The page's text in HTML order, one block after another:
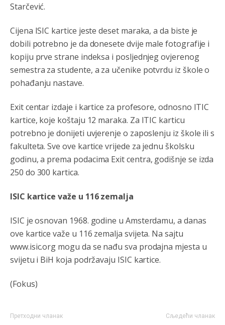
Starčević.
Cijena ISIC kartice jeste deset maraka, a da biste je
dobili potrebno je da donesete dvije male fotografije i
kopiju prve strane indeksa i posljednjeg ovjerenog
semestra za studente, a za učenike potvrdu iz škole o
pohađanju nastave.
Exit centar izdaje i kartice za profesore, odnosno ITIC
kartice, koje koštaju 12 maraka. Za ITIC karticu
potrebno je donijeti uvjerenje o zaposlenju iz škole ili s
fakulteta. Sve ove kartice vrijede za jednu školsku
godinu, a prema podacima Exit centra, godišnje se izda
250 do 300 kartica.
ISIC kartice važe u 116 zemalja
ISIC je osnovan 1968. godine u Amsterdamu, a danas
ove kartice važe u 116 zemalja svijeta. Na sajtu
www.isic.org mogu da se nađu sva prodajna mjesta u
svijetu i BiH koja podržavaju ISIC kartice.
(Fokus)
Претходни чланак Сљедећи чланак
Frljavi poziva Ubice da se smire a a ne poziva Tužilaštvo
Анонимно2801129 јуче 8:50
Treba da znaš da paljanski vodovod opstaje na parama
koje dobije iz KantonaSarajevo.Kantonima opciju da
odbaci potrošnju vode sa jahorinskih vrela ali mu je to
skuplje pa koristi vodu koja mu je jeftinija
Анонимно2798926 јуче 10:04
Opšte je poznato da se voda prodaje i to nije problem
niti iko pravi problem oko toga. Ovdje je u pitanju
odgovornost vodovoda prema primarni korisnicima
njihove usluge koju građani Pala isto tako plaćaju.
Анонимно2801129
Kantona.Seljaci koji žive u Palama (kakvi građani kad je
Анонимно2798926 јуче 11:17
Neka ste Vi građanin da nas produhovite!
Анонимно2798926 јуче 11:20
Najbolje da se preselite u Kanton a
Ako tamo već ne živite. Topla preporuka paljanskog